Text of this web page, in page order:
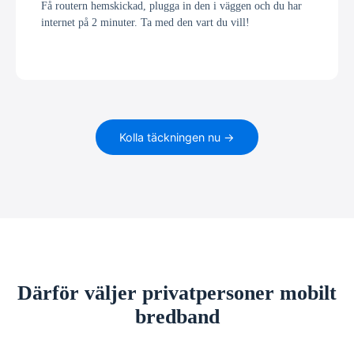
Få routern hemskickad, plugga in den i väggen och du har
internet på 2 minuter. Ta med den vart du vill!
Kolla täckningen nu →
Därför väljer privatpersoner mobilt
bredband